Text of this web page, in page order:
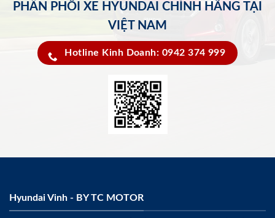
PHÂN PHỐI XE HYUNDAI CHÍNH HÃNG TẠI
VIỆT NAM
Hotline Kinh Doanh: 0942 374 999
Hyundai Vinh - BY TC MOTOR